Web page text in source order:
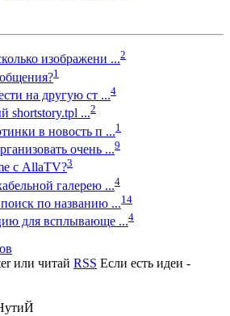
изображени ...2
1
на другую ст ...4
shortstory.tpl ...2
в новость п ...1
очень ...9
с AllaTV?3
галерею ...4
по названию ...14
для всплывающе ...4
или читай RSS Если есть идеи -